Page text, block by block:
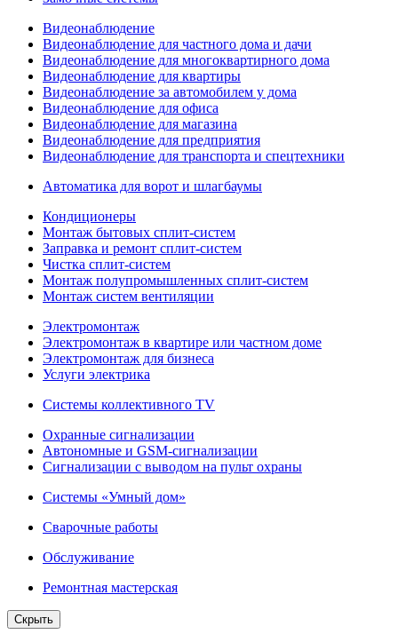
Видеонаблюдение
Видеонаблюдение для частного дома и дачи
Видеонаблюдение для многоквартирного дома
Видеонаблюдение для квартиры
Видеонаблюдение за автомобилем у дома
Видеонаблюдение для офиса
Видеонаблюдение для магазина
Видеонаблюдение для предприятия
Видеонаблюдение для транспорта и спецтехники
Автоматика для ворот и шлагбаумы
Кондиционеры
Монтаж бытовых сплит-систем
Заправка и ремонт сплит-систем
Чистка сплит-систем
Монтаж полупромышленных сплит-систем
Монтаж систем вентиляции
Электромонтаж
Электромонтаж в квартире или частном доме
Электромонтаж для бизнеса
Услуги электрика
Системы коллективного TV
Охранные сигнализации
Автономные и GSM-сигнализации
Сигнализации с выводом на пульт охраны
Системы «Умный дом»
Сварочные работы
Обслуживание
Ремонтная мастерская
Скрыть